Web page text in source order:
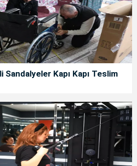
Sandalyeler Kapı Kapı Teslim